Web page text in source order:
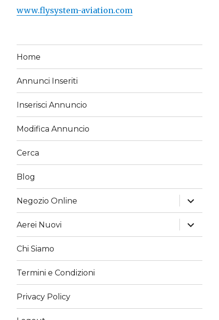
www.flysystem-aviation.com
Home
Annunci Inseriti
Inserisci Annuncio
Modifica Annuncio
Cerca
Blog
Negozio Online
apri
i
menu
child
Aerei Nuovi
apri
i
menu
Chi Siamo
Termini e Condizioni
Privacy Policy